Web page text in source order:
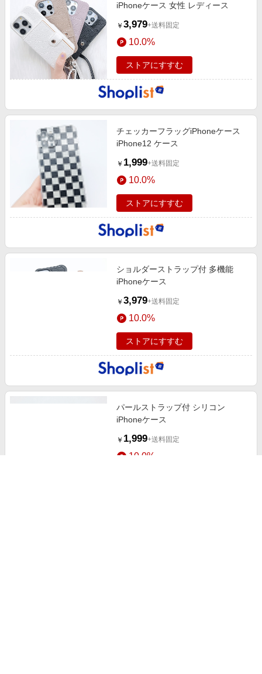
iPhoneケース 女性 レディース
￥ 3,979+送料固定
10.0%
ストアにすすむ
チェッカーフラッグiPhoneケース
iPhone12 ケース
￥ 1,999+送料固定
10.0%
ストアにすすむ
ショルダーストラップ付 多機能
iPhoneケース
￥ 3,979+送料固定
10.0%
ストアにすすむ
パールストラップ付 シリコン
iPhoneケース
￥ 1,999+送料固定
10.0%